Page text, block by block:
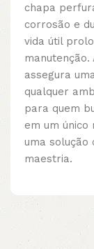
chapa
corrosão e
vida útil
assegura
qualquer
para quem
em um
uma solução
maestria.